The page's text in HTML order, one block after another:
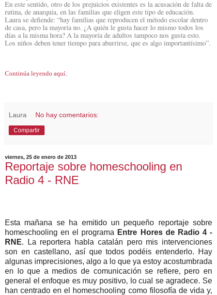
En este sentido, otro de los prejuicios existentes es la acusación de falta de
rutina, de anarquía, en las familias que eligen este tipo de educación.
Laura se defiende: “hay familias que reproducen el método escolar dentro
de casa, pero la mayoría no. ¿A quién le gusta hacer lo mismo todos los
días a la misma hora? A la mayoría de adultos tampoco nos gusta esto.
Los niños deben tener tiempo para aburrirse, que es algo importantísimo”.
Continúa leyendo aquí.
Laura No hay comentarios:
Compartir
viernes, 25 de enero de 2013
Reportaje sobre homeschooling en
Radio 4 - RNE
Esta mañana se ha emitido un pequeño reportaje sobre
homeschooling en el programa Entre Hores de Radio 4 -
RNE. La reportera habla catalán pero mis intervenciones
son en castellano, así que todos podéis entenderlo. Hay
algunas imprecisiones, algo a lo que ya estoy acostumbrada
en lo que a medios de comunicación se refiere, pero en
general el enfoque es muy positivo, lo cual se agradece. Se
han centrado en el homeschooling como filosofía de vida y,